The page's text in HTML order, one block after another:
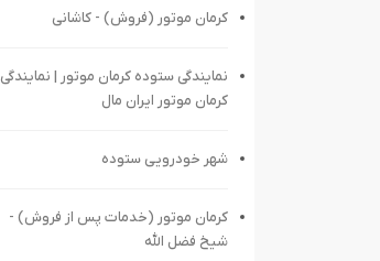
کرمان موتور (فروش) - کاشانی
نمایندگی ستوده کرمان موتور | نمایندگی
کرمان موتور ایران مال
شهر خودرویی ستوده
کرمان موتور (خدمات پس از فروش) -
شیخ فضل الله